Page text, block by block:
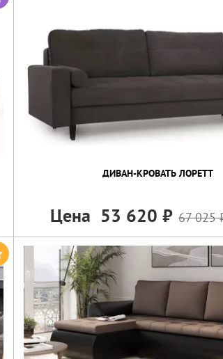
ДИВАН-КРОВАТЬ ЛОРЕТТ
Цена 53 620 67 025